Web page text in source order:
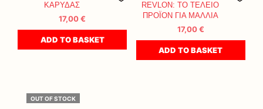
ΚΑΡΥΔΑΣ
17,00€
ADD TO BASKET
REVLON: ΤΟ ΤΕΛΕΙΟ
ΠΡΟΪΟΝ ΓΙΑ ΜΑΛΛΙΑ
17,00€
ADD TO BASKET
OUT OF STOCK